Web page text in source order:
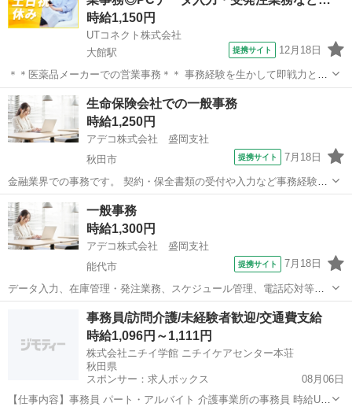
時給1,150円
UTコネクト株式会社
大館駅
提携サイト 12月18日
＊＊医薬品メーカーでの営業事務＊＊ 事務経験を生かして即戦力とし
て活躍しませんか！ 20代・30代の若手男女スタッフ活躍中☆ ＜具体
的には…＞ ◆受発注業務 ◆電話・FAX対応 ◆システム登録 ◆伝票発
行 ◆顧客対応 ◆...
秋田 大館市 大館駅 電話対応
生命保険会社での一般事務
時給1,250円
アデコ株式会社 盛岡支社
秋田市
提携サイト 7月18日
金融業界での事務です。 契約・保全書類の受付や入力など事務経験か
らチャレンジできる、大手外資系生命保険会社でのお仕事です。 週3
日×16時までの時短ワークで「フルタイムはむずかしいけど少しだけ働
きたい…」そんな方にぴったり！...
秋田 秋田市 一般事務
一般事務
時給1,300円
アデコ株式会社 盛岡支社
能代市
提携サイト 7月18日
データ入力、在庫管理・発注業務、スケジュール管理、電話応対等の
拠点サポートをお任せします。 【アデコ限定ポジション！ 】安定の大
手グループでの事務のお仕事です。 頑張り次第では3年待たずに直接
雇用チャンスあり！ 残業ほぼ無...
能代市 一般事務
事務員/訪問介護/未経験者歓迎/交通費支給
時給1,096円～1,111円
株式会社ニチイ学館 ニチイケアセンター本荘
秋田県
スポンサー：求人ボックス
08月06日
【仕事内容】事務員 パート・アルバイト 介護事業所の事務員 時給UP